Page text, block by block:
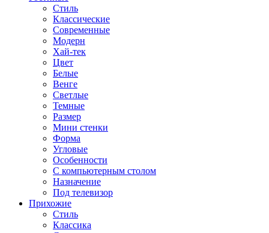
Стиль
Классические
Современные
Модерн
Хай-тек
Цвет
Белые
Венге
Светлые
Темные
Размер
Мини стенки
Форма
Угловые
Особенности
С компьютерным столом
Назначение
Под телевизор
Прихожие
Стиль
Классика